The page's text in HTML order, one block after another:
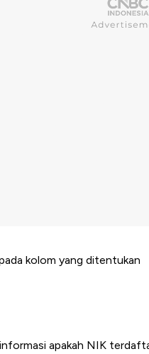
kolom yang ditentukan
apakah NIK